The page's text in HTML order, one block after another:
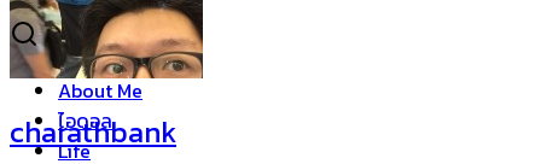
About Me
ไอดอล
Life
charathbank